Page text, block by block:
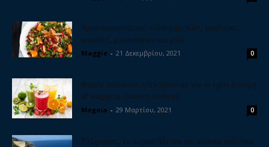
Χριστουγεννιάτικη σαλάτα με ρόδι, γραβιέρα,
καρύδια, μπαλσάμικο και μέλι
Maggie - 21 Δεκεμβρίου, 2021 0
Φτιάξε σπιτικούς ηλεκτρολύτες για να έχεις δύναμη
& ενέργεια. Εύκολη συνταγή
Megeia - 29 Μαρτίου, 2021 0
Ελίχρυσος, το ισχυρό βότανο της αιώνιας νεότητας